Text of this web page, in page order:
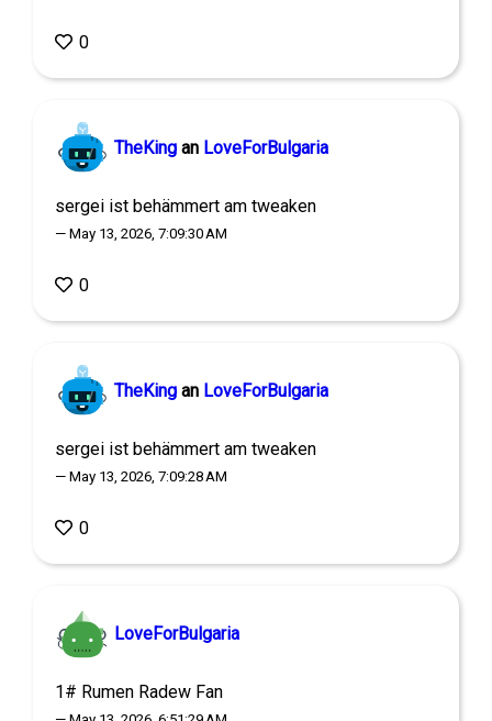
0
TheKing an LoveForBulgaria
sergei ist behämmert am tweaken
— May 13, 2026, 7:09:30 AM
0
TheKing an LoveForBulgaria
sergei ist behämmert am tweaken
— May 13, 2026, 7:09:28 AM
0
LoveForBulgaria
1# Rumen Radew Fan